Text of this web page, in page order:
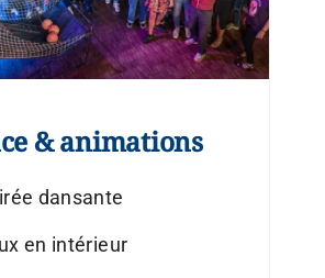
& animations
dansante
en intérieur